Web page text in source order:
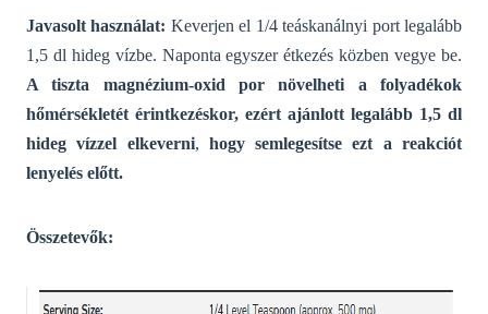
Javasolt használat: Keverjen el 1/4 teáskanálnyi port legalább
1,5 dl hideg vízbe. Naponta egyszer étkezés közben vegye be.
A tiszta magnézium-oxid por növelheti a folyadékok
hőmérsékletét érintkezéskor, ezért ajánlott legalább 1,5 dl
hideg vízzel elkeverni, hogy semlegesítse ezt a reakciót
lenyelés előtt.
Összetevők: